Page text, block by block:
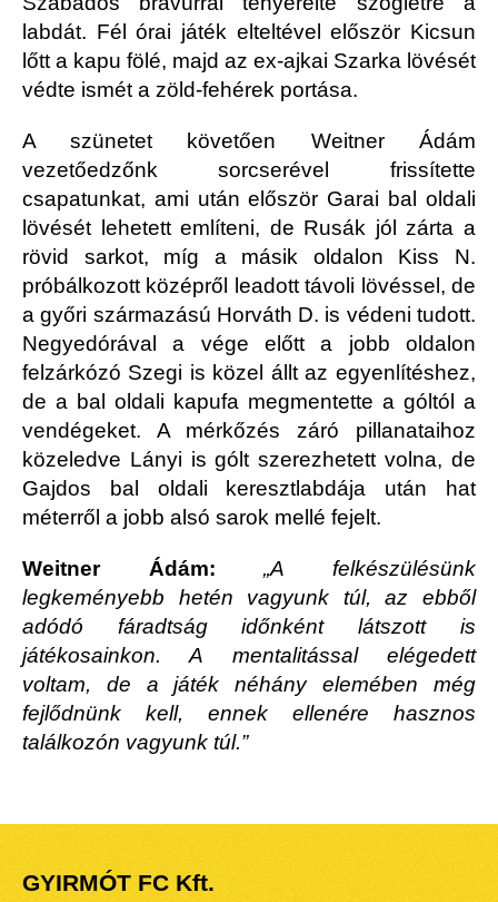
labdát. Fél órai játék elteltével először Kicsun
lőtt a kapu fölé, majd az ex-ajkai Szarka lövését
védte ismét a zöld-fehérek portása.
A szünetet követően Weitner Ádám
vezetőedzőnk sorcserével frissítette
csapatunkat, ami után először Garai bal oldali
lövését lehetett említeni, de Rusák jól zárta a
rövid sarkot, míg a másik oldalon Kiss N.
próbálkozott középről leadott távoli lövéssel, de
a győri származású Horváth D. is védeni tudott.
Negyedórával a vége előtt a jobb oldalon
felzárkózó Szegi is közel állt az egyenlítéshez,
de a bal oldali kapufa megmentette a góltól a
vendégeket. A mérkőzés záró pillanataihoz
közeledve Lányi is gólt szerezhetett volna, de
Gajdos bal oldali keresztlabdája után hat
méterről a jobb alsó sarok mellé fejelt.
Weitner Ádám:
„A felkészülésünk
legkeményebb hetén vagyunk túl, az ebből
adódó fáradtság időnként látszott is
játékosainkon. A mentalitással elégedett
voltam, de a játék néhány elemében még
fejlődnünk kell, ennek ellenére hasznos
találkozón vagyunk túl.”
GYIRMÓT FC Kft.